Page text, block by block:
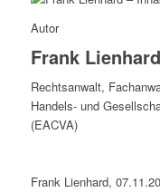
Autor
Frank Lienhard
Rechtsanwalt,
Handels- und
(EACVA)
Frank Lienhard,